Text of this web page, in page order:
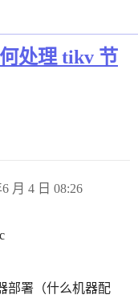
处理 tikv 节
6 月 4 日 08:26
部署（什么机器配